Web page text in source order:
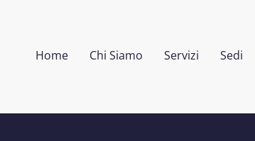
Home Chi Siamo Servizi Sedi